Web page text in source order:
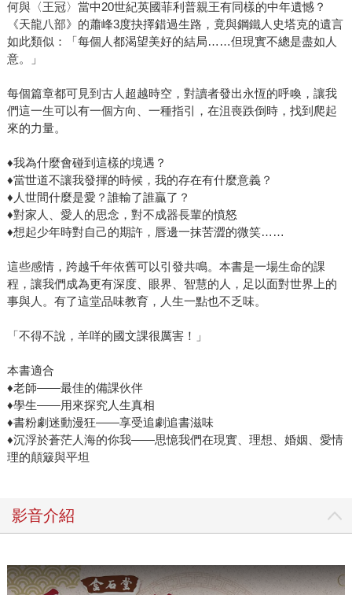
何與〈王冠〉當中20世紀英國菲利普親王有同樣的中年遺憾？
《天龍八部》的蕭峰3度抉擇錯過生路，竟與鋼鐵人史塔克的遺言
如此類似：「每個人都渴望美好的結局……但現實不總是盡如人
意。」
每個篇章都可見到古人超越時空，對讀者發出永恆的呼喚，讓我
們這一生可以有一個方向、一種指引，在沮喪跌倒時，找到爬起
來的力量。
♦我為什麼會碰到這樣的境遇？
♦當世道不讓我發揮的時候，我的存在有什麼意義？
♦人世間什麼是愛？誰輸了誰贏了？
♦對家人、愛人的思念，對不成器長輩的憤怒
♦想起少年時對自己的期許，唇邊一抹苦澀的微笑……
這些感情，跨越千年依舊可以引發共鳴。本書是一場生命的課
程，讓我們成為更有深度、眼界、智慧的人，足以面對世界上的
事與人。有了這堂品味教育，人生一點也不乏味。
「不得不說，羊咩的國文課很厲害！」
本書適合
♦老師——最佳的備課伙伴
♦學生——用來探究人生真相
♦書粉劇迷動漫狂——享受追劇追書滋味
♦沉浮於蒼茫人海的你我——思憶我們在現實、理想、婚姻、愛情
理的顛簸與平坦
影音介紹